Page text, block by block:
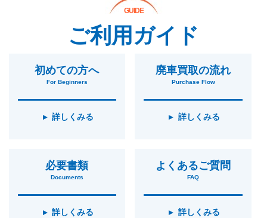
GUIDE
ご利用ガイド
初めての方へ
For Beginners
詳しくみる
廃車買取の流れ
Purchase Flow
詳しくみる
必要書類
Documents
詳しくみる
よくあるご質問
FAQ
詳しくみる